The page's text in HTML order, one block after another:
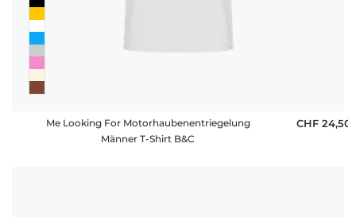
Me Looking For Motorhaubenentriegelung
Männer T-Shirt B&C
CHF 24,50